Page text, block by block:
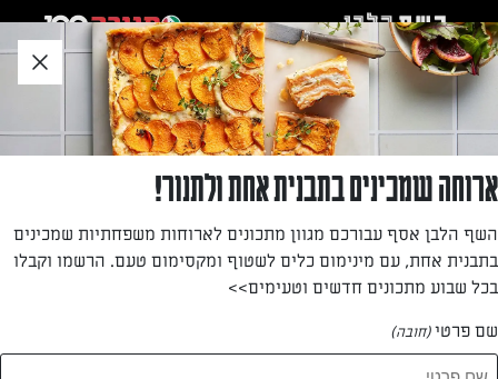
לאזור
תוכן
תחתון
שרי ידיד
—
ארוחה שמכינים בתבנית אחת ולתנור!
השף הלבן אסף עבורכם מגוון מתכונים לארוחות משפחתיות שמכינים
בתבנית אחת, עם מינימום כלים לשטוף ומקסימום טעם. הרשמו וקבלו
בכל שבוע מתכונים חדשים וטעימים>>
שם פרטי(חובה)